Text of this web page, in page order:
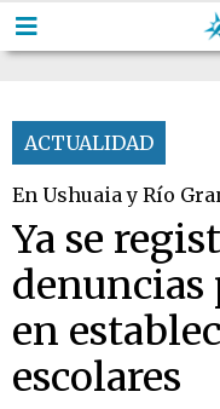
ACTUALIDAD
En Ushuaia y Río
Ya se
denuncias
en
escolares